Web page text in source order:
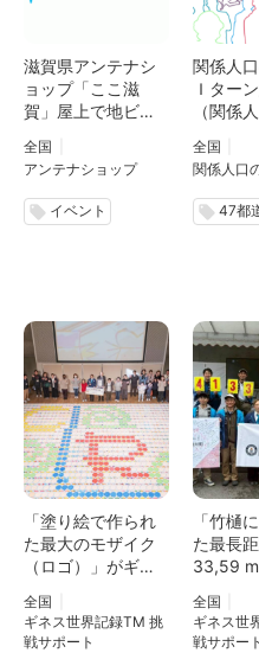
滋賀県アンテナシ
ョップ「ここ滋
賀」屋上で地ビー
ガーデン」10月ま
で開催
全国
アンテナショップ
local_offer イベント
関係人
Ｉター
（関係
果 ～出
い長崎県
が強い人
都府、
全国
関係人口
local_offer 47都
「塗り絵で作られ
た最大のモザイク
（ロゴ）」がギネ
定/黒部市国際文化
センターコラーレ
全国
ギネス世界記録TM 挑
戦サポート
「竹樋
た最長
33,59 m
高知県
全国
ギネス世
戦サポート